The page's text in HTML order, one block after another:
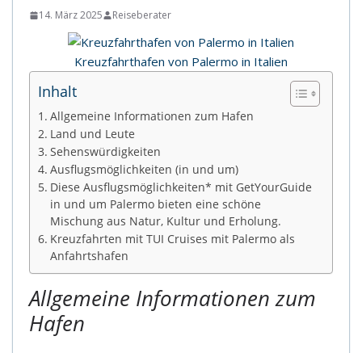
14. März 2025 Reiseberater
Kreuzfahrthafen von Palermo in Italien
Inhalt
Allgemeine Informationen zum Hafen
Land und Leute
Sehenswürdigkeiten
Ausflugsmöglichkeiten (in und um)
Diese Ausflugsmöglichkeiten* mit GetYourGuide
in und um Palermo bieten eine schöne
Mischung aus Natur, Kultur und Erholung.
Kreuzfahrten mit TUI Cruises mit Palermo als
Anfahrtshafen
Allgemeine Informationen zum
Hafen